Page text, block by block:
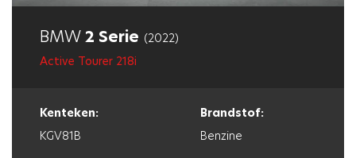
BMW2 Serie (2022)
Active Tourer 218i
Kenteken:
Brandstof:
KGV81B
Benzine